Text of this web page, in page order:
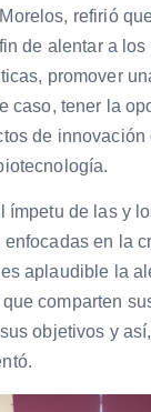
refirió
de alentar a
promover
caso, tener la
de innovación
ímpetu de las y
en la
aplaudible la
comparten
objetivos y